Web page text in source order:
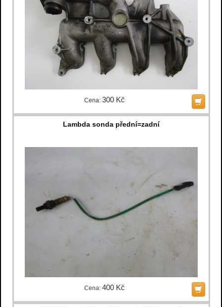
Cena: 300 Kč
Lambda sonda přední=zadní
Cena: 400 Kč